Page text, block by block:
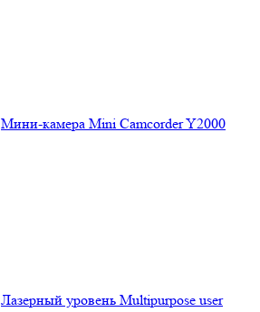
Мини-камера Mini Camcorder Y2000
Лазерный уровень Multipurpose user